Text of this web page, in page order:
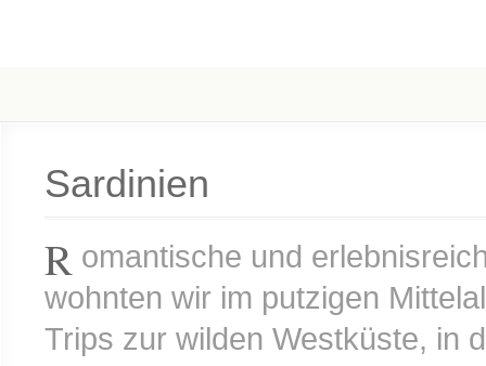
Sardinien
R omantische und
wohnten wir im putzigen
Trips zur wilden Westküste, in